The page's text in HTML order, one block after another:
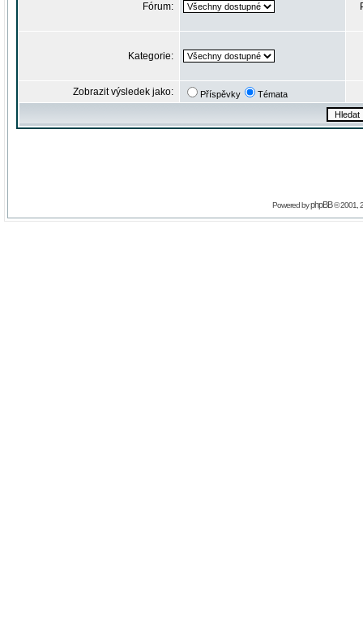
Fórum:
Kategorie:
Zobrazit výsledek jako: Příspěvky Témata
Powered byphpBB© 2001,